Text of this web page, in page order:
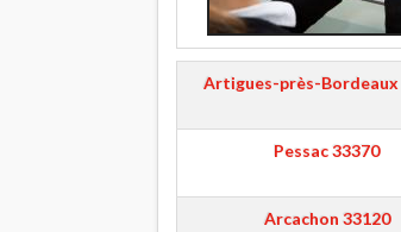
Artigues-près-Bordeaux
Pessac33370
Arcachon 33120